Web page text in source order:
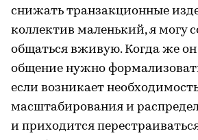
снижать транзакционные
коллектив маленький, я могу
общаться вживую. Когда же
общение нужно
если возникает
масштабирования и
и приходится